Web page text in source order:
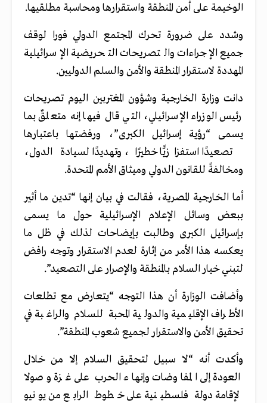
الوخيمة على أمن المنطقة واستقرارها ومحاسبة مطلقيها.
وشدد على ضرورة تحرك المجتمع الدولي فورا لوقف
جميع الإجراءات والتصريحات التحريضية الإسرائيلية
المهددة لاستقرار المنطقة والأمن والسلم الدوليين.
دانت وزارة الخارجية وشؤون المغتربين اليوم تصريحات
رئيس الوزراء الإسرائيلي، التي قال فيها إنه متعلقٌ بما
يسمى “رؤية إسرائيل الكبرى”، ورفضتها باعتبارها
تصعيدًا استفزازيًّا خطيرًا، وتهديدًا لسيادة الدول،
ومخالفةً للقانون الدولي وميثاق الأمم المتحدة.
أما الخارجية المصرية، فقالت في بيان إنها “تدين ما أثير
ببعض وسائل الإعلام الإسرائيلية حول ما يسمى
بإسرائيل الكبرى وطالبت بإيضاحات لذلك في ظل ما
يعكسه هذا الأمر من إثارة لعدم الاستقرار وتوجه رافض
لتبني خيار السلام بالمنطقة والإصرار على التصعيد”.
وأضافت الوزارة أن هذا التوجه “يتعارض مع تطلعات
الأطراف الإقليمية والدولية المحبة للسلام والراغبة في
تحقيق الأمن والاستقرار لجميع شعوب المنطقة”.
وأكدت أنه “لا سبيل لتحقيق السلام إلا من خلال
العودة إلى المفاوضات وإنهاء الحرب على غزة وصولا
لإقامة دولة فلسطينية على خطوط الرابع من يونيو